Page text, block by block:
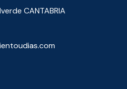
CANTABRIA